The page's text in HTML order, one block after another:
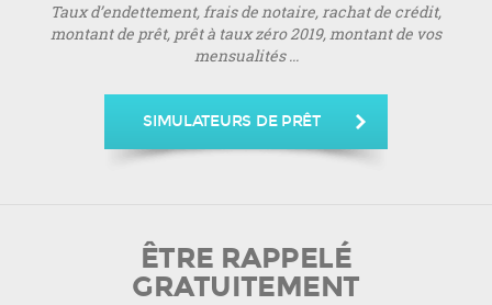
Taux d’endettement, frais de notaire, rachat de crédit,
montant de prêt, prêt à taux zéro 2019, montant de vos
mensualités ...
SIMULATEURS DE PRÊT
ÊTRE RAPPELÉ
GRATUITEMENT